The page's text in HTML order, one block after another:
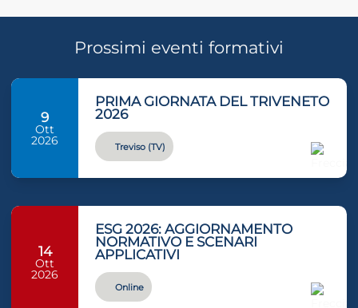
Prossimi eventi formativi
9
Ott
2026
PRIMA GIORNATA DEL TRIVENETO
2026
Treviso (TV)
14
Ott
2026
ESG 2026: AGGIORNAMENTO
NORMATIVO E SCENARI
APPLICATIVI
Online